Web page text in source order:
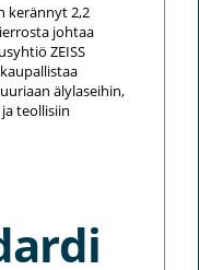
kerännyt 2,2
johtaa
ZEISS
älylaseihin,
teollisiin